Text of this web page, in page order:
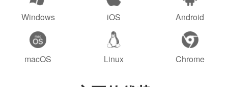
Windows iOS Android
macOS Linux Chrome